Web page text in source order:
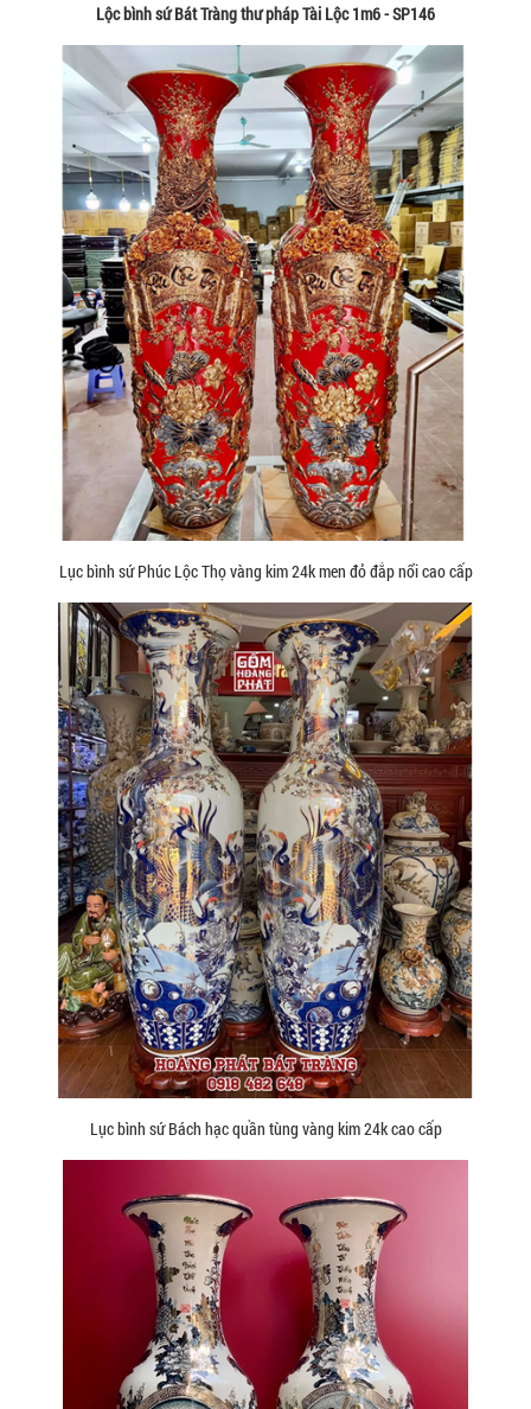
Lộc bình sứ Bát Tràng thư pháp Tài Lộc 1m6 - SP146
Lục bình sứ Phúc Lộc Thọ vàng kim 24k men đỏ đắp nổi cao cấp
Lục bình sứ Bách hạc quần tùng vàng kim 24k cao cấp